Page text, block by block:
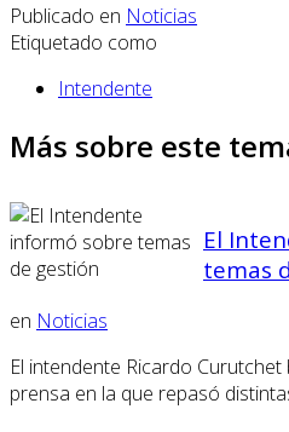
Publicado en Noticias
Etiquetado como
Intendente
Más sobre este
El
temas
en Noticias
El intendente Ricardo
prensa en la que repasó